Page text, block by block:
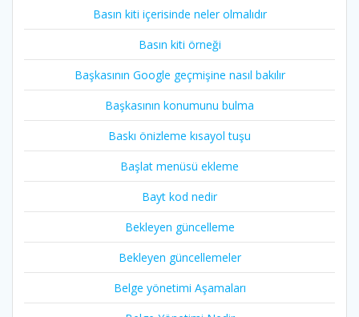
Basın kiti içerisinde neler olmalıdır
Basın kiti örneği
Başkasının Google geçmişine nasıl bakılır
Başkasının konumunu bulma
Baskı önizleme kısayol tuşu
Başlat menüsü ekleme
Bayt kod nedir
Bekleyen güncelleme
Bekleyen güncellemeler
Belge yönetimi Aşamaları